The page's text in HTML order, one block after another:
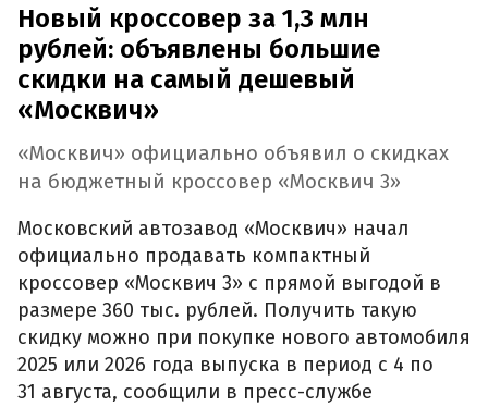
Новый кроссовер за 1,3 млн
рублей: объявлены большие
скидки на самый дешевый
«Москвич»
«Москвич» официально объявил о скидках
на бюджетный кроссовер «Москвич 3»
Московский автозавод «Москвич» начал
официально продавать компактный
кроссовер «Москвич 3» с прямой выгодой в
размере 360 тыс. рублей. Получить такую
скидку можно при покупке нового автомобиля
2025 или 2026 года выпуска в период с 4 по
31 августа, сообщили в пресс-службе